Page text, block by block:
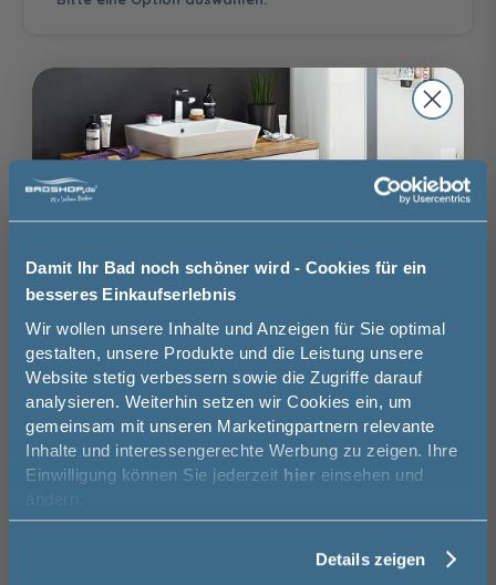
Damit Ihr Bad noch schöner wird - Cookies für ein
besseres Einkaufserlebnis
Wir wollen unsere Inhalte und Anzeigen für Sie optimal
gestalten, unsere Produkte und die Leistung unsere
Website stetig verbessern sowie die Zugriffe darauf
analysieren. Weiterhin setzen wir Cookies ein, um
gemeinsam mit unseren Marketingpartnern relevante
Inhalte und interessengerechte Werbung zu zeigen. Ihre
Einwilligung können Sie jederzeit hier einsehen und
ändern.
Details zeigen
Eiche Dekor Klassik
(Melamin)
Caramel (Melamin)
Eiche Dekor Silber
(Melamin)
mit Push-to-open
und
Überlaufschutz
39,99 €
mit Push-to-open
Überlaufschutz
Stangengriff
Griff Chrom
Griff Schwarz Matt Griffleiste Chrom
Griffleiste Schwarz
Matt
Auswahl zurücksetzen
Brauchen Sie Hilfe bei der Konfiguration?
03606 / 50 77 70
Unsere Ausstellung besuchen
Basispreis 1.459,00 €
keine Optionen mit Aufpreis ausgewählt
Gesamtpreis 1.459,00 €
Versandkostenfrei innerhalb Deutschlands
Jetzt 50 € sparen!
Melde Sie sich hier zu unserem
Newsletter an und sparen Sie
50€* auf Ihre Bestellung!